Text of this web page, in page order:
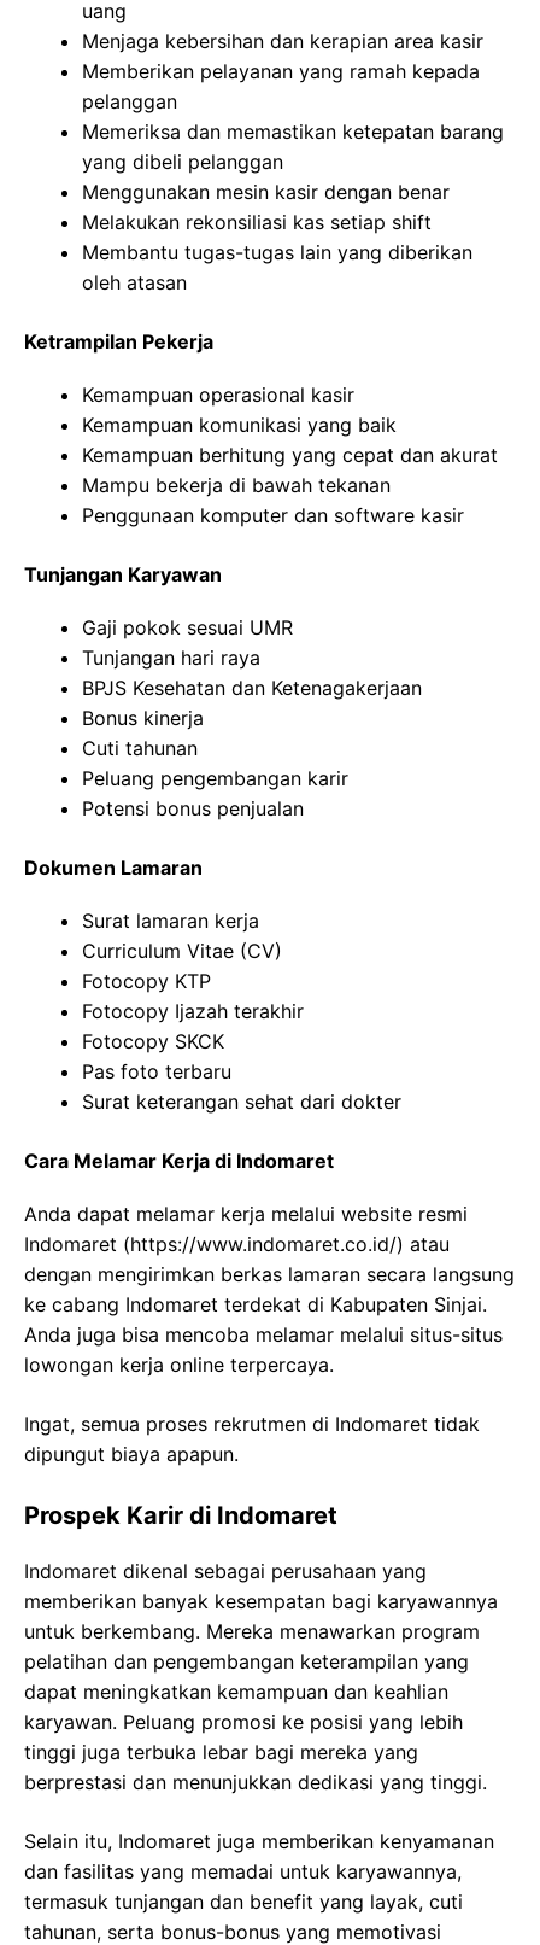
uang
Menjaga kebersihan dan kerapian area kasir
Memberikan pelayanan yang ramah kepada
pelanggan
Memeriksa dan memastikan ketepatan barang
yang dibeli pelanggan
Menggunakan mesin kasir dengan benar
Melakukan rekonsiliasi kas setiap shift
Membantu tugas-tugas lain yang diberikan
oleh atasan
Ketrampilan Pekerja
Kemampuan operasional kasir
Kemampuan komunikasi yang baik
Kemampuan berhitung yang cepat dan akurat
Mampu bekerja di bawah tekanan
Penggunaan komputer dan software kasir
Tunjangan Karyawan
Gaji pokok sesuai UMR
Tunjangan hari raya
BPJS Kesehatan dan Ketenagakerjaan
Bonus kinerja
Cuti tahunan
Peluang pengembangan karir
Potensi bonus penjualan
Dokumen Lamaran
Surat lamaran kerja
Curriculum Vitae (CV)
Fotocopy KTP
Fotocopy Ijazah terakhir
Fotocopy SKCK
Pas foto terbaru
Surat keterangan sehat dari dokter
Cara Melamar Kerja di Indomaret
Anda dapat melamar kerja melalui website resmi
Indomaret (https://www.indomaret.co.id/) atau
dengan mengirimkan berkas lamaran secara langsung
ke cabang Indomaret terdekat di Kabupaten Sinjai.
Anda juga bisa mencoba melamar melalui situs-situs
lowongan kerja online terpercaya.
Ingat, semua proses rekrutmen di Indomaret tidak
dipungut biaya apapun.
Prospek Karir di Indomaret
Indomaret dikenal sebagai perusahaan yang
memberikan banyak kesempatan bagi karyawannya
untuk berkembang. Mereka menawarkan program
pelatihan dan pengembangan keterampilan yang
dapat meningkatkan kemampuan dan keahlian
karyawan. Peluang promosi ke posisi yang lebih
tinggi juga terbuka lebar bagi mereka yang
berprestasi dan menunjukkan dedikasi yang tinggi.
Selain itu, Indomaret juga memberikan kenyamanan
dan fasilitas yang memadai untuk karyawannya,
termasuk tunjangan dan benefit yang layak, cuti
tahunan, serta bonus-bonus yang memotivasi